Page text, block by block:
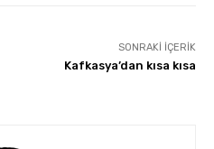
SONRAKI İÇERIK
Kafkasya’dan kısa kısa